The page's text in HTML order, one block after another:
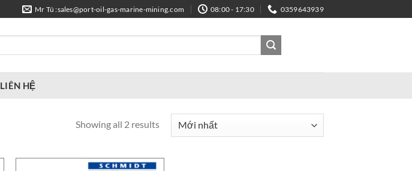
Mr Tú :sales@port-oil-gas-marine-mining.com 08:00 - 17:30 0359643939
LIÊN HỆ
Showing all 2 results